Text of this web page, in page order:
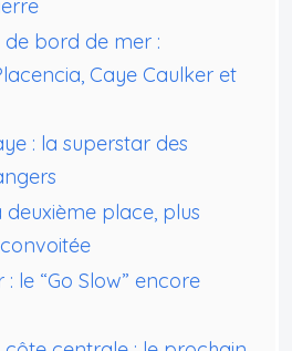
de bord de mer :
Caye Caulker et
: la superstar des
deuxième place, plus
le “Go Slow” encore